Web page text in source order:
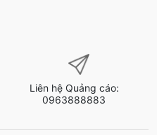
Liên hệ Quảng cáo:
0963888883